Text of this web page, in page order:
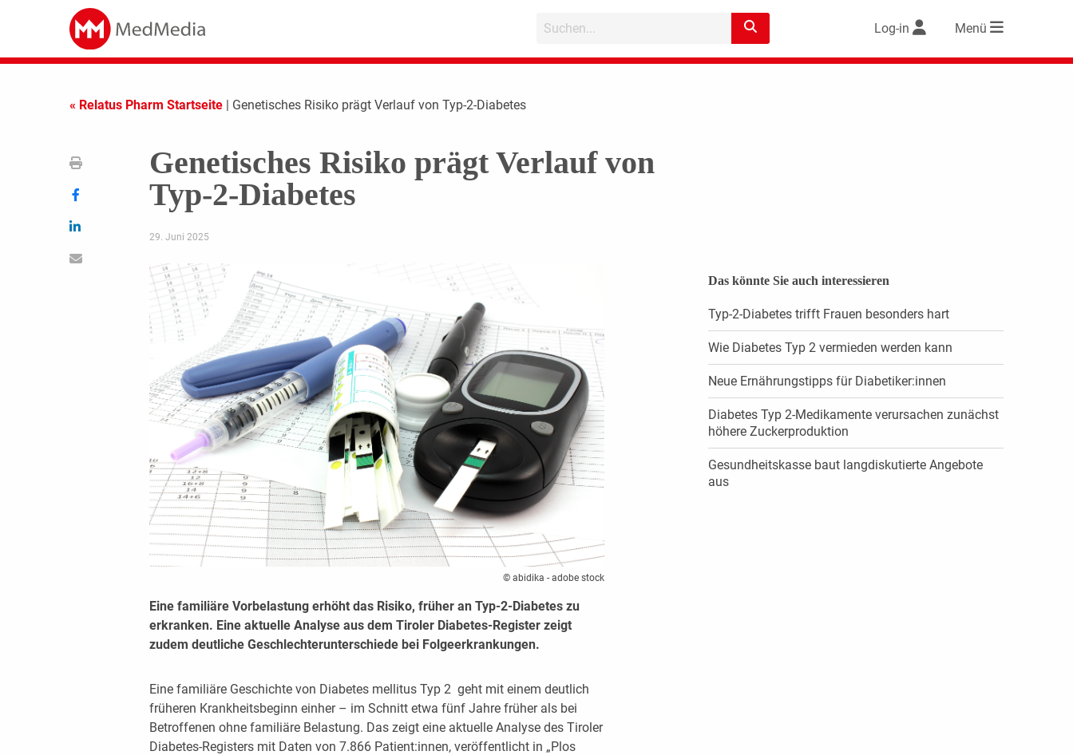
Log-in Menü
« Relatus Pharm Startseite | Genetisches Risiko prägt Verlauf von Typ-2-Diabetes
Genetisches Risiko prägt Verlauf von
Typ-2-Diabetes
29. Juni 2025
© abidika - adobe stock
Eine familiäre Vorbelastung erhöht das Risiko, früher an Typ-2-Diabetes zu
erkranken. Eine aktuelle Analyse aus dem Tiroler Diabetes-Register zeigt
zudem deutliche Geschlechterunterschiede bei Folgeerkrankungen.
Eine familiäre Geschichte von Diabetes mellitus Typ 2 geht mit einem deutlich
früheren Krankheitsbeginn einher – im Schnitt etwa fünf Jahre früher als bei
Betroffenen ohne familiäre Belastung. Das zeigt eine aktuelle Analyse des Tiroler
Diabetes-Registers mit Daten von 7.866 Patient:innen, veröffentlicht in „Plos
Das könnte Sie auch interessieren
Typ-2-Diabetes trifft Frauen besonders hart
Wie Diabetes Typ 2 vermieden werden kann
Neue Ernährungstipps für Diabetiker:innen
Diabetes Typ 2-Medikamente verursachen zunächst
höhere Zuckerproduktion
Gesundheitskasse baut langdiskutierte Angebote
aus